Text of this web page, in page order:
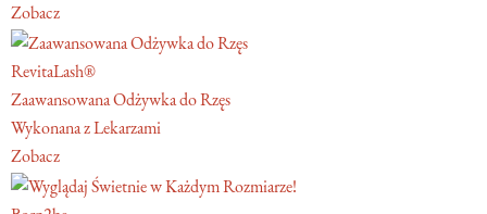
Zobacz
RevitaLash®
Zaawansowana Odżywka do Rzęs
Wykonana z Lekarzami
Zobacz